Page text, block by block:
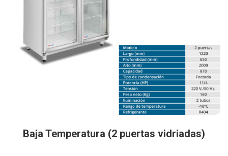
Baja Temperatura (2 puertas vidriadas)